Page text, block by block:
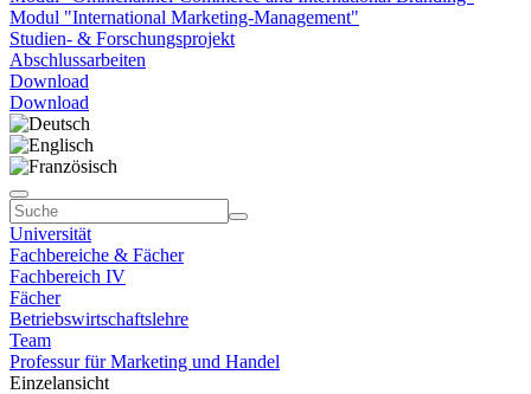
Modul "International Marketing-Management"
Studien- & Forschungsprojekt
Abschlussarbeiten
Download
Download
Universität
Fachbereiche & Fächer
Fachbereich IV
Fächer
Betriebswirtschaftslehre
Team
Professur für Marketing und Handel
Einzelansicht